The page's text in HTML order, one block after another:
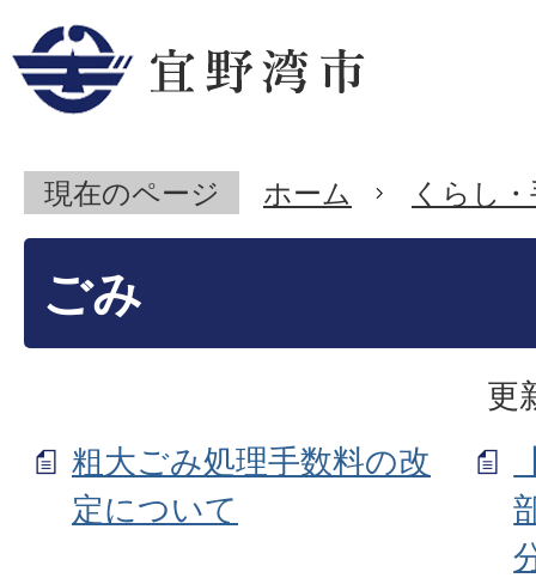
現在のページ ホーム くらし
ごみ
更
粗大ごみ処理手数料の改
定について